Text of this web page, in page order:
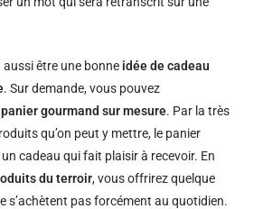
aussi être une bonne idée de cadeau
. Sur demande, vous pouvez
gourmand sur mesure. Par la très
qu’on peut y mettre, le panier
cadeau qui fait plaisir à recevoir. En
du terroir, vous offrirez quelque
s’achètent pas forcément au quotidien.